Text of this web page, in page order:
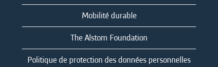
Mobilité durable
The Alstom Foundation
Politique de protection des données personnelles